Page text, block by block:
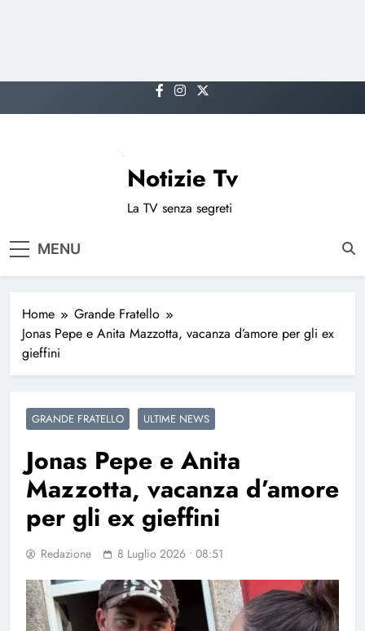
to
Notizie Tv
La TV senza segreti
MENU
Home
Grande Fratello
Jonas Pepe e Anita Mazzotta, vacanza d’amore per gli ex
gieffini
GRANDE FRATELLO ULTIME NEWS
Jonas Pepe e Anita
Mazzotta, vacanza d’amore
per gli ex gieffini
Redazione 8 Luglio 2026 • 08:51